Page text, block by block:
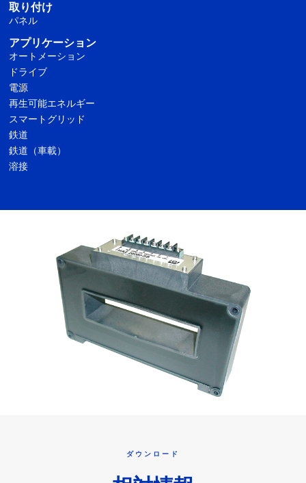
取り付け
パネル
アプリケーション
オートメーション
ドライブ
電源
再生可能エネルギー
スマートグリッド
鉄道
鉄道（車載）
溶接
ダウンロード